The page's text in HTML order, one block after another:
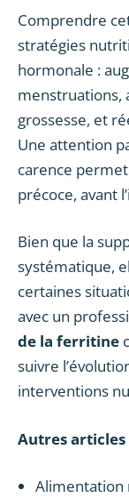
Comprendre
stratégies
hormonale :
menstruations,
grossesse, et
Une attention
carence
précoce, avant
Bien que la
systématique,
certaines
avec un
de la ferritine
suivre
interventions
Autres
Alimentation